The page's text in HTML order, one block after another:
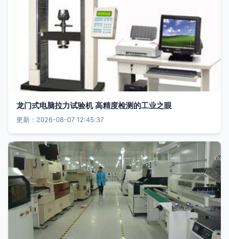
龙门式电脑拉力试验机 高精度检测的工业之眼
更新：2026-08-07 12:45:37